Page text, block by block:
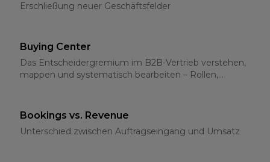
Erschließung neuer Geschäftsfelder
Buying Center
Das Entscheidergremium im B2B-Vertrieb verstehen,
mappen und systematisch bearbeiten – Rollen,
Bookings vs. Revenue
Unterschied zwischen Auftragseingang und Umsatz